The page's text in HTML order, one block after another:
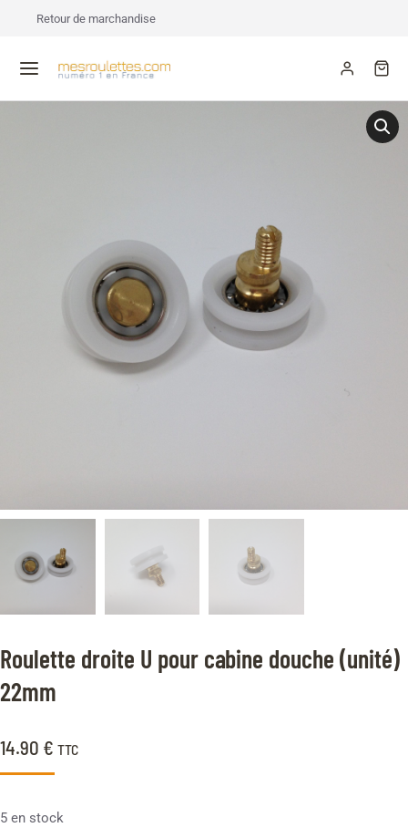
Retour de marchandise
Roulette droite U pour cabine douche (unité)
22mm
14.90 € TTC
5 en stock